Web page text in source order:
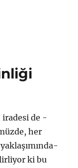
iradesi de -
her
ki bu